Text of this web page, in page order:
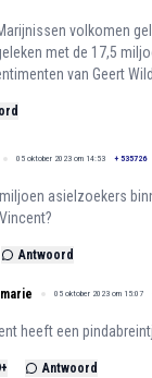
volkomen
met de 17,5
van Geert
05 oktober 2023 om 14:53 + 535726
asielzoekers
Antwoord
05 oktober 2023 om 15:07
heeft een
+ Antwoord